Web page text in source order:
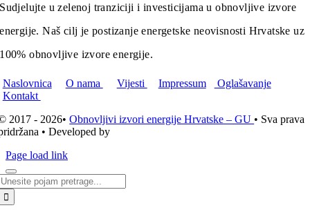
Sudjelujte u zelenoj tranziciji i investicijama u obnovljive izvore
energije. Naš cilj je postizanje energetske neovisnosti Hrvatske uz
100% obnovljive izvore energije.
Naslovnica O nama Vijesti Impressum
Oglašavanje
Kontakt
2017 - 2026•Obnovljivi izvori energije Hrvatske – GU • Sva prava
• Developed by
Page load link